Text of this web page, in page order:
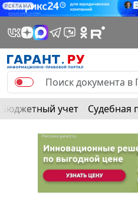
РЕКЛАМА
Бюджетный учет Судебная